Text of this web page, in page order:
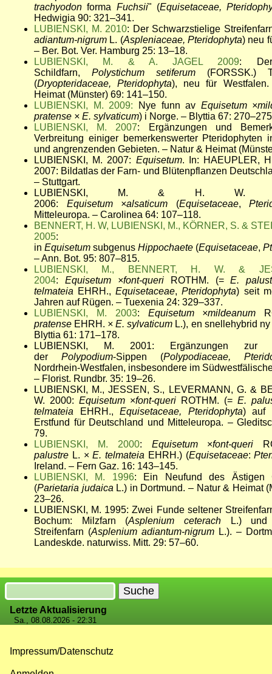
trachyodonforma Fuchsii" (Equisetaceae,
Hedwigia 90: 321–341.
LUBIENSKI, M. 2010: Der Schwarzstielige
adiantum-nigrum L. (Aspleniaceae, Pteridophyta) neu
– Ber. Bot. Ver. Hamburg 25: 13–18.
LUBIENSKI, M. & A. JAGEL 2009: Der
Schildfarn, Polystichum setiferum (FORSSK.)
(Dryopteridaceae, Pteridophyta), neu für
Heimat (Münster) 69: 141–150.
LUBIENSKI, M. 2009: Nye funn av Equisetum
pratense × E. sylvaticum) i Norge. – Blyttia 67:
LUBIENSKI, M. 2007: Ergänzungen und
Verbreitung einiger bemerkenswerter Pteridophyten
und angrenzenden Gebieten. – Natur & Heimat
LUBIENSKI, M. 2007: Equisetum. In: HAEUPLER,
2007: Bildatlas der Farn- und Blütenpflanzen
– Stuttgart.
LUBIENSKI, M. & H. W.
2006: Equisetum ×alsaticum (Equisetaceae,
Mitteleuropa. – Carolinea 64: 107–118.
BENNERT, H. W, LUBIENSKI, M., KÖRNER, S. &
2005:
in Equisetum subgenus Hippochaete (Equisetaceae,
– Ann. Bot. 95: 807–815.
LUBIENSKI, M., BENNERT, H. W. &
2004: Equisetum ×font-queri ROTHM. (=E.
telmateia EHRH.,Equisetaceae,Pteridophyta) seit
Jahren auf Rügen. – Tuexenia 24: 329–337.
LUBIENSKI, M. 2003: Equisetum ×mildeanum
pratense EHRH. × E. sylvaticum L.), en snellehybrid
Blyttia 61: 171–178.
LUBIENSKI, M. 2001: Ergänzungen zur
der Polypodium-Sippen (Polypodiaceae,
Nordrhein-Westfalen, insbesondere im
– Florist. Rundbr. 35: 19–26.
LUBIENSKI, M., JESSEN, S., LEVERMANN, G. &
W. 2000: Equisetum ×font-queri ROTHM. (= E.
telmateia
EHRH., Equisetaceae, Pteridophyta) auf
Erstfund für Deutschland und Mitteleuropa. –
79.
LUBIENSKI, M. 2000: Equisetum ×font-queri
palustre L. ×E. telmateia EHRH.) (Equisetaceae:
Ireland. – Fern Gaz. 16: 143–145.
LUBIENSKI, M. 1996: Ein Neufund des Ästigen
(Parietaria judaica L.) in Dortmund. – Natur & Heimat
23–26.
LUBIENSKI, M. 1995: Zwei Funde seltener
Bochum: Milzfarn (Asplenium ceterach
L.) und
Streifenfarn (Asplenium adiantum-nigrum L.). –
Landeskde. naturwiss. Mitt. 29: 57–60.
Suche
Letzte Aktualisierung
Sa., 08.08.2026 - 22:31
Impressum/Datenschutz